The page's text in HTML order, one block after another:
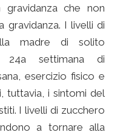
che non
gravidanza. I livelli di
madre di solito
24a settimana di
esercizio fisico e
tuttavia, i sintomi del
I livelli di zucchero
a tornare alla